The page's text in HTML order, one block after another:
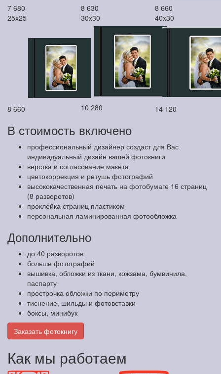
7 680 8 630
8 660
25x25
8 660
30x30
10 280
40x30
14 120
В стоимость включено
профессиональный дизайнер создаст для Вас
индивидуальный дизайн вашей фотокниги
верстка и согласование макета
цветокоррекция и ретушь фотографий
высококачественная печать на фотобумаге 16 страниц
(8 разворотов)
проклейка страниц пластиком
персональная ламинированная фотообложка
Дополнительно
до 40 разворотов
больше фотографий
вышивка, обложки из ткани, кожзама, бумвинила,
паспарту
прострочка обложки по периметру
тиснение, шильды и фотовставки
боксы, минибук
Заказать фотокнигу
Как мы работаем